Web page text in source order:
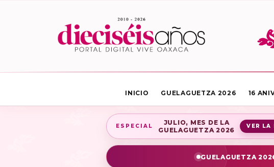
INICIO GUELAGUETZA 2026 16
ESPECIAL
JULIO, MES DE LA
GUELAGUETZA 2026
VER LA
GUELAGUETZA